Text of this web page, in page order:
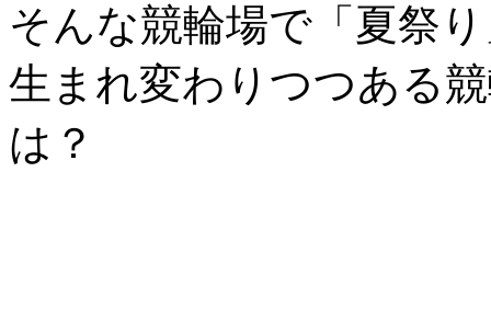
そんな競輪場で「夏祭
生まれ変わりつつある
は？